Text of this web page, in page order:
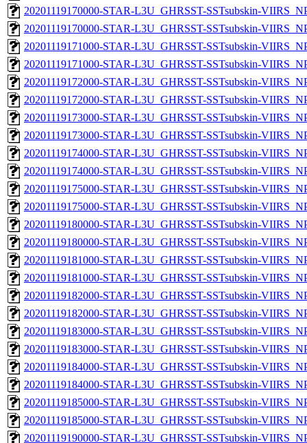
20201119170000-STAR-L3U_GHRSST-SSTsubskin-
20201119170000-STAR-L3U_GHRSST-SSTsubskin-
20201119171000-STAR-L3U_GHRSST-SSTsubskin-
20201119171000-STAR-L3U_GHRSST-SSTsubskin-
20201119172000-STAR-L3U_GHRSST-SSTsubskin-
20201119172000-STAR-L3U_GHRSST-SSTsubskin-
20201119173000-STAR-L3U_GHRSST-SSTsubskin-
20201119173000-STAR-L3U_GHRSST-SSTsubskin-
20201119174000-STAR-L3U_GHRSST-SSTsubskin-
20201119174000-STAR-L3U_GHRSST-SSTsubskin-
20201119175000-STAR-L3U_GHRSST-SSTsubskin-
20201119175000-STAR-L3U_GHRSST-SSTsubskin-
20201119180000-STAR-L3U_GHRSST-SSTsubskin-
20201119180000-STAR-L3U_GHRSST-SSTsubskin-
20201119181000-STAR-L3U_GHRSST-SSTsubskin-
20201119181000-STAR-L3U_GHRSST-SSTsubskin-
20201119182000-STAR-L3U_GHRSST-SSTsubskin-
20201119182000-STAR-L3U_GHRSST-SSTsubskin-
20201119183000-STAR-L3U_GHRSST-SSTsubskin-
20201119183000-STAR-L3U_GHRSST-SSTsubskin-
20201119184000-STAR-L3U_GHRSST-SSTsubskin-
20201119184000-STAR-L3U_GHRSST-SSTsubskin-
20201119185000-STAR-L3U_GHRSST-SSTsubskin-
20201119185000-STAR-L3U_GHRSST-SSTsubskin-
20201119190000-STAR-L3U_GHRSST-SSTsubskin-